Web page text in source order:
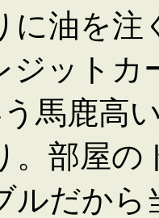
に油を注
ジットカ
馬鹿高
。部屋の
ルだか